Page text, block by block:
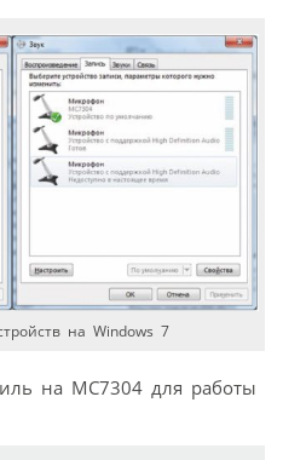
на Windows 7
на МС7304 для работы